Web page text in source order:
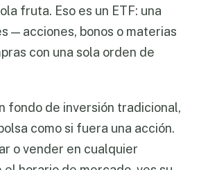
fruta. Eso es un ETF: una
— acciones, bonos o materias
con una sola orden de
fondo de inversión tradicional,
como si fuera una acción.
o vender en cualquier